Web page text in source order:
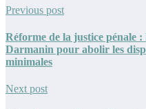
Previous post
Réforme de la justice pénale
Darmanin pour abolir les
minimales
Next post